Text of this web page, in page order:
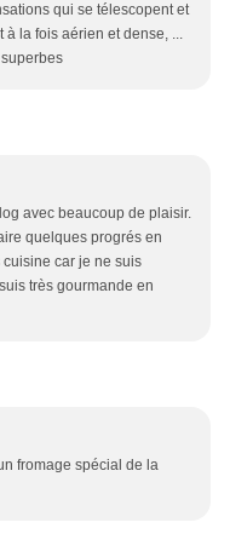
qui se télescopent et
à la fois aérien et dense, ...
avec beaucoup de plaisir.
quelques progrés en
car je ne suis
très gourmande en
fromage spécial de la